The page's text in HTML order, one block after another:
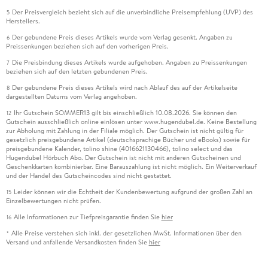
5 Der Preisvergleich bezieht sich auf die unverbindliche Preisempfehlung (UVP) des
Herstellers.
6 Der gebundene Preis dieses Artikels wurde vom Verlag gesenkt. Angaben zu
Preissenkungen beziehen sich auf den vorherigen Preis.
7 Die Preisbindung dieses Artikels wurde aufgehoben. Angaben zu Preissenkungen
beziehen sich auf den letzten gebundenen Preis.
8 Der gebundene Preis dieses Artikels wird nach Ablauf des auf der Artikelseite
dargestellten Datums vom Verlag angehoben.
12 Ihr Gutschein SOMMER13 gilt bis einschließlich 10.08.2026. Sie können den
Gutschein ausschließlich online einlösen unter www.hugendubel.de. Keine Bestellung
zur Abholung mit Zahlung in der Filiale möglich. Der Gutschein ist nicht gültig für
gesetzlich preisgebundene Artikel (deutschsprachige Bücher und eBooks) sowie für
preisgebundene Kalender, tolino shine (4016621130466), tolino select und das
Hugendubel Hörbuch Abo. Der Gutschein ist nicht mit anderen Gutscheinen und
Geschenkkarten kombinierbar. Eine Barauszahlung ist nicht möglich. Ein Weiterverkauf
und der Handel des Gutscheincodes sind nicht gestattet.
15 Leider können wir die Echtheit der Kundenbewertung aufgrund der großen Zahl an
Einzelbewertungen nicht prüfen.
16 Alle Informationen zur Tiefpreisgarantie finden Sie hier
* Alle Preise verstehen sich inkl. der gesetzlichen MwSt. Informationen über den
Versand und anfallende Versandkosten finden Sie hier